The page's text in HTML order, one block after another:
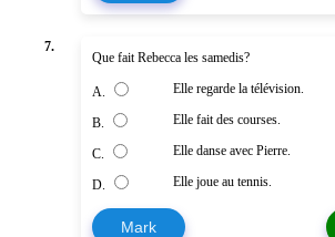
7.
Que fait Rebecca les samedis?
A. Elle regarde la télévision.
B. Elle fait des courses.
C. Elle danse avec Pierre.
D. Elle joue au tennis.
Mark